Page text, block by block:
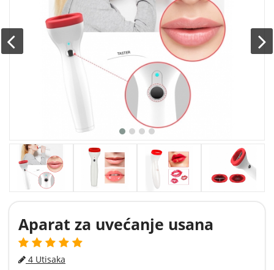
Aparat za uvećanje usana
4 Utisaka